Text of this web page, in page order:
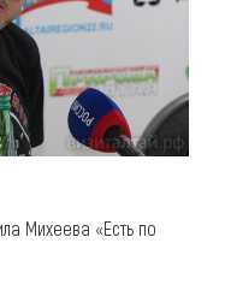
Михеева «Есть по